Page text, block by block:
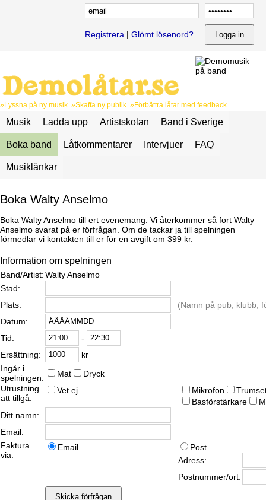
Registrera | Glömt lösenord?
»Lyssna på ny musik »Skaffa ny publik »Förbättra låtar med feedback
Musik Ladda upp Artistskolan Band i Sverige
Boka band Låtkommentarer Intervjuer FAQ
Musiklänkar
Boka Walty Anselmo
Boka Walty Anselmo till ert evenemang. Vi återkommer så fort Walty
Anselmo svarat på er förfrågan. Om de tackar ja till spelningen
förmedlar vi kontakten till er för en avgift om 399 kr.
Information om spelningen
Band/Artist:Walty Anselmo
Stad:
Plats:
(Namn på pub, klubb,
Datum:
Tid:
-
Ersättning:
kr
Ingår i
spelningen:
Mat
Dryck
Utrustning
att tillgå:
Vet ej Mikrofon
Basförstärkare
Ditt namn:
Email:
Faktura
via:
Email
Post
Adress:
Postnummer/ort: